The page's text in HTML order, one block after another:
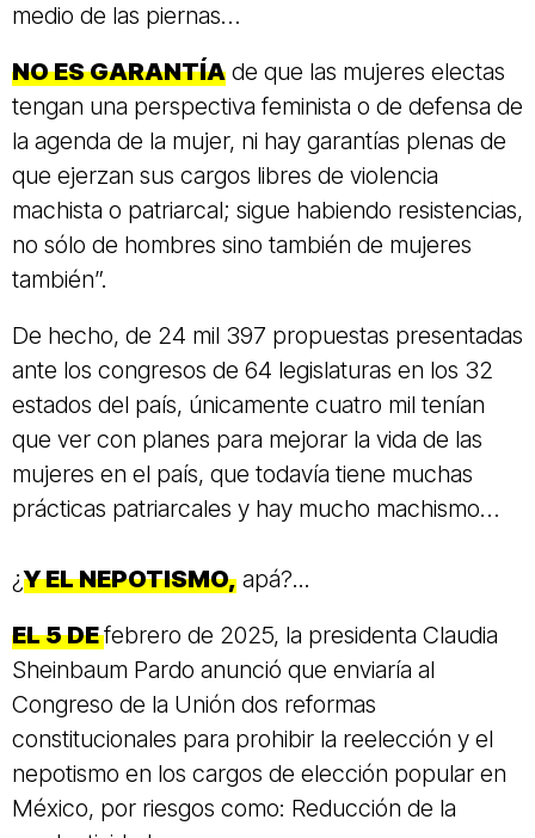
medio de las piernas…
NO ES GARANTÍA de que las mujeres electas
tengan una perspectiva feminista o de defensa de
la agenda de la mujer, ni hay garantías plenas de
que ejerzan sus cargos libres de violencia
machista o patriarcal; sigue habiendo resistencias,
no sólo de hombres sino también de mujeres
también”.
De hecho, de 24 mil 397 propuestas presentadas
ante los congresos de 64 legislaturas en los 32
estados del país, únicamente cuatro mil tenían
que ver con planes para mejorar la vida de las
mujeres en el país, que todavía tiene muchas
prácticas patriarcales y hay mucho machismo…
¿Y EL NEPOTISMO, apá?...
EL 5 DEfebrero de 2025, la presidenta Claudia
Sheinbaum Pardo anunció que enviaría al
Congreso de la Unión dos reformas
constitucionales para prohibir la reelección y el
nepotismo en los cargos de elección popular en
México, por riesgos como: Reducción de la